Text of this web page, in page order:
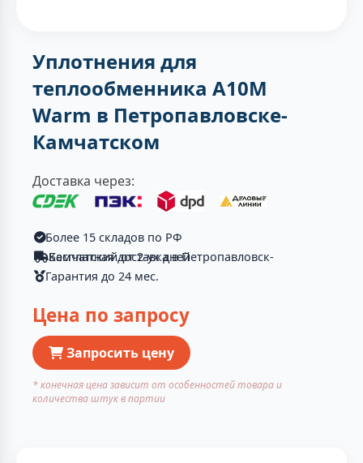
Уплотнения для
теплообменника A10M
Warm в Петропавловске-
Камчатском
Доставка через:
Более 15 складов по РФ
Бесплатная доставка в Петропавловск-Камчатский от 2-ух дней
Гарантия до 24 мес.
Цена по запросу
Запросить цену
* конечная цена зависит от особенностей товара и
количества штук в партии